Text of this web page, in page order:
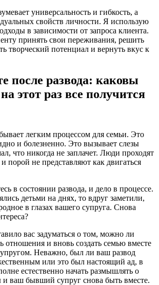
универсальность и гибкость, а
свойств личности. Я использую
в зависимости от запроса клиента.
принять свои переживания, решить
творческий потенциал и вернуть вкус к
после развода: каковы
этот раз все получится
легким процессом для семьи. Это
и болезненно. Это вызывает слезы
что никогда не заплачет. Люди проходят
порой не представляют как двигаться
в состоянии развода, и дело в процессе.
детьми на днях, то вдруг заметили,
в глазах вашего супруга. Снова
вас задуматься о том, можно ли
отношения и вновь создать семью вместе
Неважно, был ли ваш развод
или это был настоящий ад, в
естественно начать размышлять о
ваш бывший супруг снова быть вместе.